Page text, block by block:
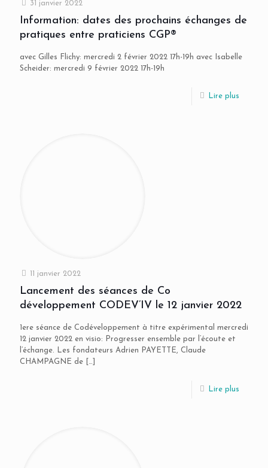
31 janvier 2022
Information: dates des prochains échanges de
pratiques entre praticiens CGP®
avec Gilles Flichy: mercredi 2 février 2022 17h-19h avec Isabelle
Scheider: mercredi 9 février 2022 17h-19h
Lire plus
11 janvier 2022
Lancement des séances de Co
développement CODEV’IV le 12 janvier 2022
1ere séance de Codéveloppement à titre expérimental mercredi
12 janvier 2022 en visio: Progresser ensemble par l’écoute et
l’échange. Les fondateurs Adrien PAYETTE, Claude
CHAMPAGNE de […]
Lire plus